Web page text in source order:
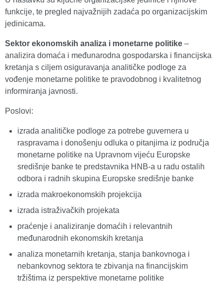
funkcije, te pregled najvažnijih zadaća po organizacijskim
jedinicama.
Sektor ekonomskih analiza i monetarne politike –
analizira domaća i međunarodna gospodarska i financijska
kretanja s ciljem osiguravanja analitičke podloge za
vođenje monetarne politike te pravodobnog i kvalitetnog
informiranja javnosti.
Poslovi:
izrada analitičke podloge za potrebe guvernera u
raspravama i donošenju odluka o pitanjima iz područja
monetarne politike na Upravnom vijeću Europske
središnje banke te predstavnika HNB-a u radu ostalih
odbora i radnih skupina Europske središnje banke
izrada makroekonomskih projekcija
izrada istraživačkih projekata
praćenje i analiziranje domaćih i relevantnih
međunarodnih ekonomskih kretanja
analiza monetarnih kretanja, stanja bankovnoga i
nebankovnog sektora te zbivanja na financijskim
tržištima iz perspektive monetarne politike